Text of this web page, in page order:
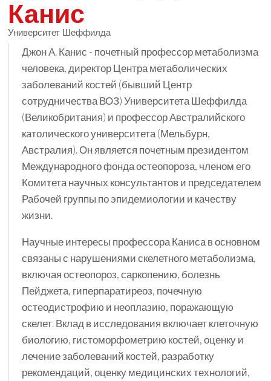
Канис
Университет Шеффилда
Джон А. Канис - почетный профессор метаболизма
человека, директор Центра метаболических
заболеваний костей (бывший Центр
сотрудничества ВОЗ) Университета Шеффилда
(Великобритания) и профессор Австралийского
католического университета (Мельбурн,
Австралия). Он является почетным президентом
Международного фонда остеопороза, членом его
Комитета научных консультантов и председателем
Рабочей группы по эпидемиологии и качеству
жизни.
Научные интересы профессора Каниса в основном
связаны с нарушениями скелетного метаболизма,
включая остеопороз, саркопению, болезнь
Пейджета, гиперпаратиреоз, почечную
остеодистрофию и неоплазию, поражающую
скелет. Вклад в исследования включает клеточную
биологию, гистоморфометрию костей, оценку и
лечение заболеваний костей, разработку
рекомендаций, оценку медицинских технологий,